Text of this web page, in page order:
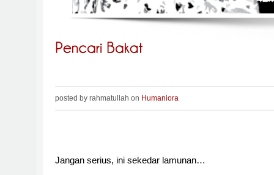
posted by rahmatullah on Humaniora
Jangan serius, ini sekedar lamunan…